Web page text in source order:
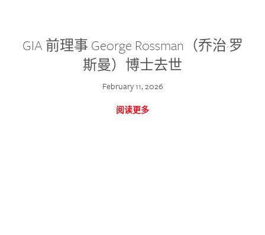
GIA 前理事 George Rossman（乔治·罗
斯曼）博士去世
February 11, 2026
阅读更多